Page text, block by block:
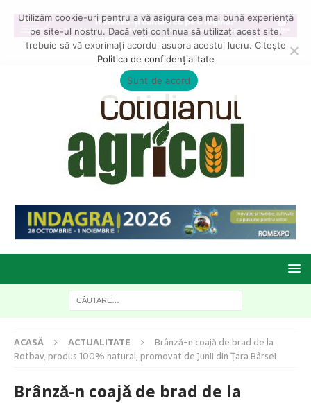
ACASĂ ACTUALITATE
Brânză-n coajă de brad de la
Rotbav, produs 100% natural, promovat de Junii din Ţara Bârsei
Brânză-n coajă de brad de la
Utilizăm cookie-uri pentru a vă asigura cea mai bună experiență
pe site-ul nostru. Dacă veți continua să utilizați acest site,
trebuie să vă exprimați acordul asupra acestui lucru. Citește
Politica de confidențialitate
Sunt de acord